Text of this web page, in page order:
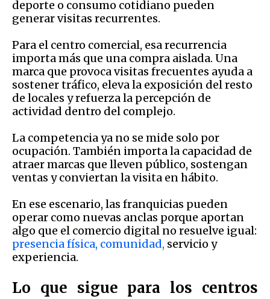
deporte o consumo cotidiano pueden
generar visitas recurrentes.
Para el centro comercial, esa recurrencia
importa más que una compra aislada. Una
marca que provoca visitas frecuentes ayuda a
sostener tráfico, eleva la exposición del resto
de locales y refuerza la percepción de
actividad dentro del complejo.
La competencia ya no se mide solo por
ocupación. También importa la capacidad de
atraer marcas que lleven público, sostengan
ventas y conviertan la visita en hábito.
En ese escenario, las franquicias pueden
operar como nuevas anclas porque aportan
algo que el comercio digital no resuelve igual:
presencia física, comunidad, servicio y
experiencia.
Lo que sigue para los centros